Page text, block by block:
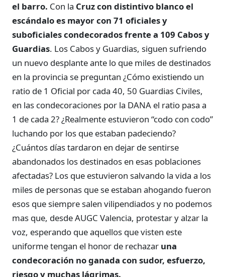
el barro. Con la Cruz con distintivo blancoel
escándalo es mayor con 71 oficiales y
suboficiales condecorados frente a 109 Cabos y
Guardias. Los Cabos y Guardias, siguen sufriendo
un nuevo desplante ante lo que miles de destinados
en la provincia se preguntan ¿Cómo existiendo un
ratio de 1 Oficial por cada 40, 50 Guardias Civiles,
en las condecoraciones por la DANA el ratio pasa a
1 de cada 2? ¿Realmente estuvieron “codo con codo”
luchando por los que estaban padeciendo?
¿Cuántos días tardaron en dejar de sentirse
abandonados los destinados en esas poblaciones
afectadas? Los que estuvieron salvando la vida a los
miles de personas que se estaban ahogando fueron
esos que siempre salen vilipendiados y no podemos
mas que, desde AUGC Valencia, protestar y alzar la
voz, esperando que aquellos que visten este
uniforme tengan el honor de rechazar una
condecoración no ganada con sudor, esfuerzo,
riesgo y muchas lágrimas.